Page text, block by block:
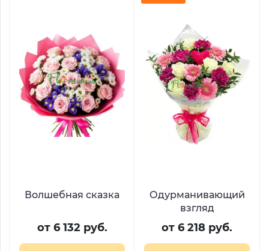
Волшебная сказка
от 6 132 руб.
Одурманивающий
взгляд
от 6 218 руб.